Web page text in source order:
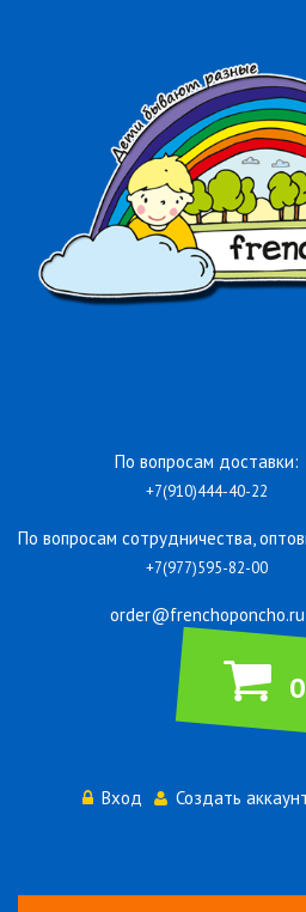
По вопросам доставки:
+7(910)444-40-22
По вопросам сотрудничества,
+7(977)595-82-00
order@frenchoponcho.ru
0
Вход Создать